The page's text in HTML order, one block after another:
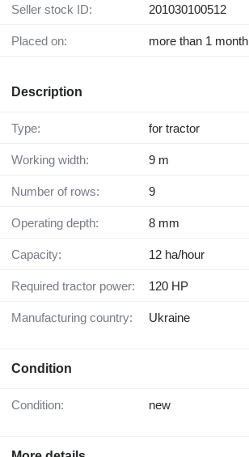
Seller stock ID: 201030100512
Placed on: more than 1 month
Description
Type: for tractor
Working width: 9 m
Number of rows: 9
Operating depth: 8 mm
Capacity: 12 ha/hour
Required tractor power: 120 HP
Manufacturing country: Ukraine
Condition
Condition: new